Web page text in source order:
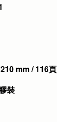
mm / 116頁
裝